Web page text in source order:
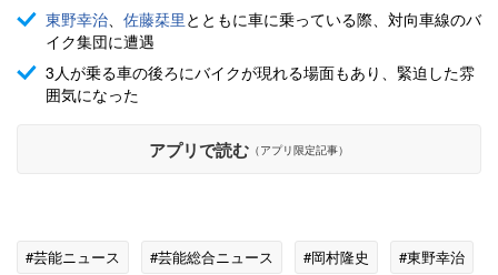
東野幸治、 佐藤栞里 とともに車に乗っている際、対向車線のバ
イク集団に遭遇
3人が乗る車の後ろにバイクが現れる場面もあり、緊迫した雰
囲気になった
アプリで読む （アプリ限定記事）
#芸能ニュース #芸能総合ニュース #岡村隆史
#東野幸治